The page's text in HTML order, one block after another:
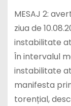
MESAJ 2:
ziua de
instabilitate
În intervalul
instabilitate
manifesta
torențial,